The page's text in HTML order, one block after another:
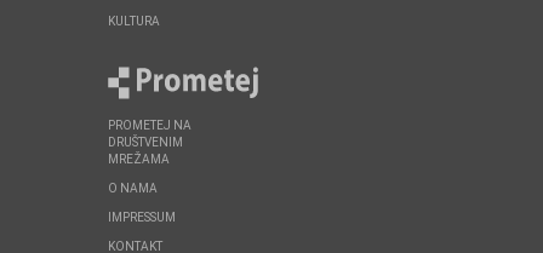
KULTURA
PROMETEJ NA
DRUŠTVENIM
MREŽAMA
O NAMA
IMPRESSUM
KONTAKT